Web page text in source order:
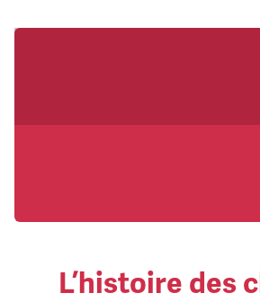
L’histoire des